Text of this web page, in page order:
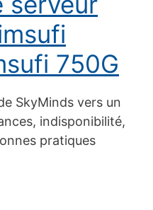
750G
SkyMinds vers un
indisponibilité,
pratiques